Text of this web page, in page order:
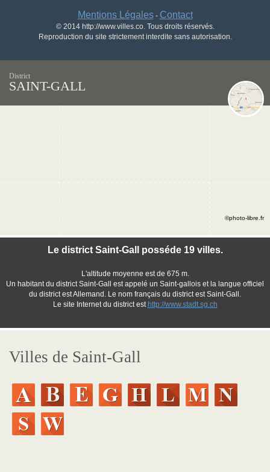
Mentions Légales- Contact
© 2014 http://www.villes.co. Tous droits réservés.
Reproduction du site strictement interdite sans autorisation.
District
SAINT-GALL
Le district Saint-Gall posséde 19 villes.
L'altitude moyenne est de 675 m.
Un habitant du district Saint-Gall est appelé un Saint-gallois et la langue officiel
du district est Allemand. Le nom français du district est Saint-Gall.
Le site Internet du district est http://www.stadt.sg.ch
©photo-libre.fr
Villes de Saint-Gall